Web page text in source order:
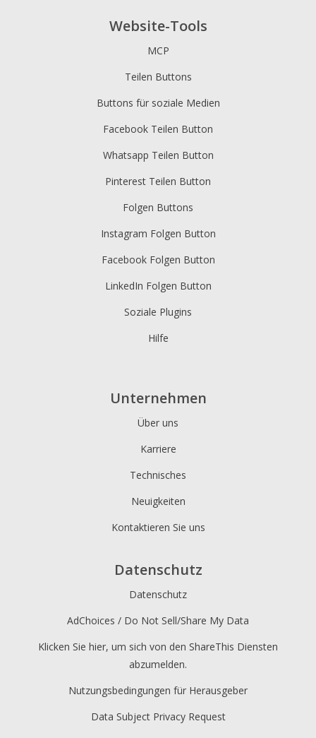
Website-Tools
MCP
Teilen Buttons
Buttons für soziale Medien
Facebook Teilen Button
Whatsapp Teilen Button
Pinterest Teilen Button
Folgen Buttons
Instagram Folgen Button
Facebook Folgen Button
LinkedIn Folgen Button
Soziale Plugins
Hilfe
Unternehmen
Über uns
Karriere
Technisches
Neuigkeiten
Kontaktieren Sie uns
Datenschutz
Datenschutz
AdChoices / Do Not Sell/Share My Data
Klicken Sie hier, um sich von den ShareThis Diensten
abzumelden.
Nutzungsbedingungen für Herausgeber
Data Subject Privacy Request